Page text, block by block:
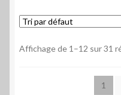
Affichage de 1–12 sur 31
1